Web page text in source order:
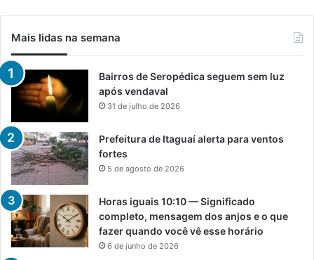
Mais lidas na semana
Bairros de Seropédica seguem sem luz
após vendaval
31 de julho de 2026
Prefeitura de Itaguaí alerta para ventos
fortes
5 de agosto de 2026
Horas iguais 10:10 — Significado
completo, mensagem dos anjos e o que
fazer quando você vê esse horário
6 de junho de 2026